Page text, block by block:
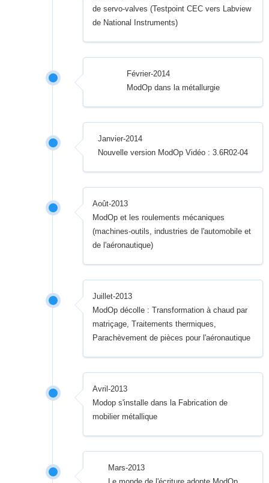
de servo-valves (Testpoint CEC vers Labview
de National Instruments)
Février-2014
ModOp dans la métallurgie
Janvier-2014
Nouvelle version ModOp Vidéo : 3.6R02-04
Août-2013
ModOp et les roulements mécaniques
(machines-outils, industries de l'automobile et
de l'aéronautique)
Juillet-2013
ModOp décolle : Transformation à chaud par
matriçage, Traitements thermiques,
Parachèvement de pièces pour l'aéronautique
Avril-2013
Modop s'installe dans la Fabrication de
mobilier métallique
Mars-2013